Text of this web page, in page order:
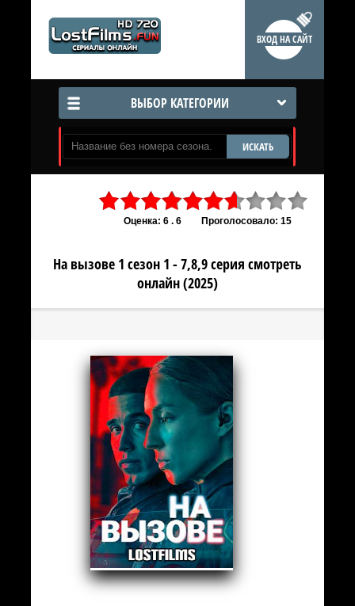
ВХОД НА САЙТ
ВЫБОР КАТЕГОРИИ
ИСКАТЬ
Оценка: 6 . 6 Проголосовало: 15
На вызове 1 сезон 1 - 7,8,9 серия смотреть
онлайн (2025)